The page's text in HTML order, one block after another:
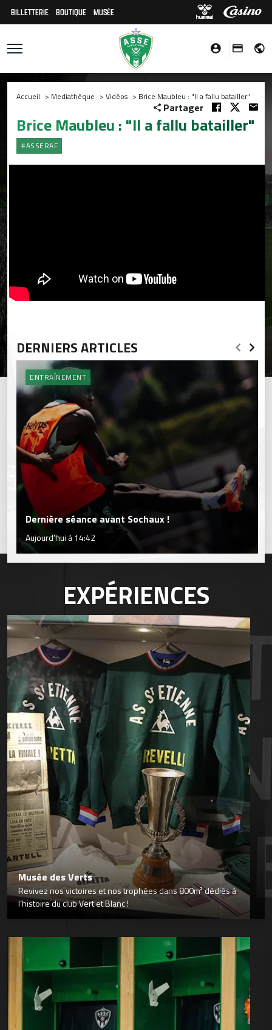
BILLETTERIE BOUTIQUE MUSÉE
Accueil > Mediathèque > Vidéos > Brice Maubleu : "Il a fallu batailler"
Partager
Brice Maubleu : "Il a fallu batailler"
#ASSERAF
DERNIERS ARTICLES
ENTRAÎNEMENT
Dernière séance avant Sochaux !
Aujourd'hui à 14:42
EXPÉRIENCES
Musée des Verts
Revivez nos victoires et nos trophées dans 800m² dédiés à
l’histoire du club Vert et Blanc !